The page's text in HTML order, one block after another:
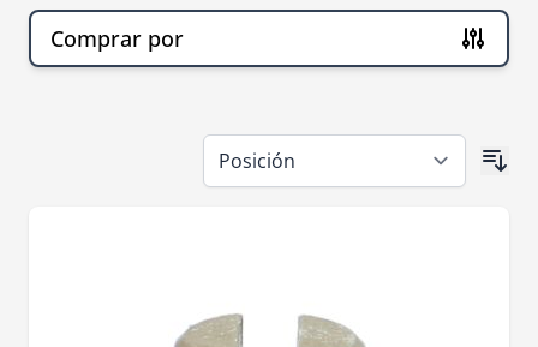
Comprar por